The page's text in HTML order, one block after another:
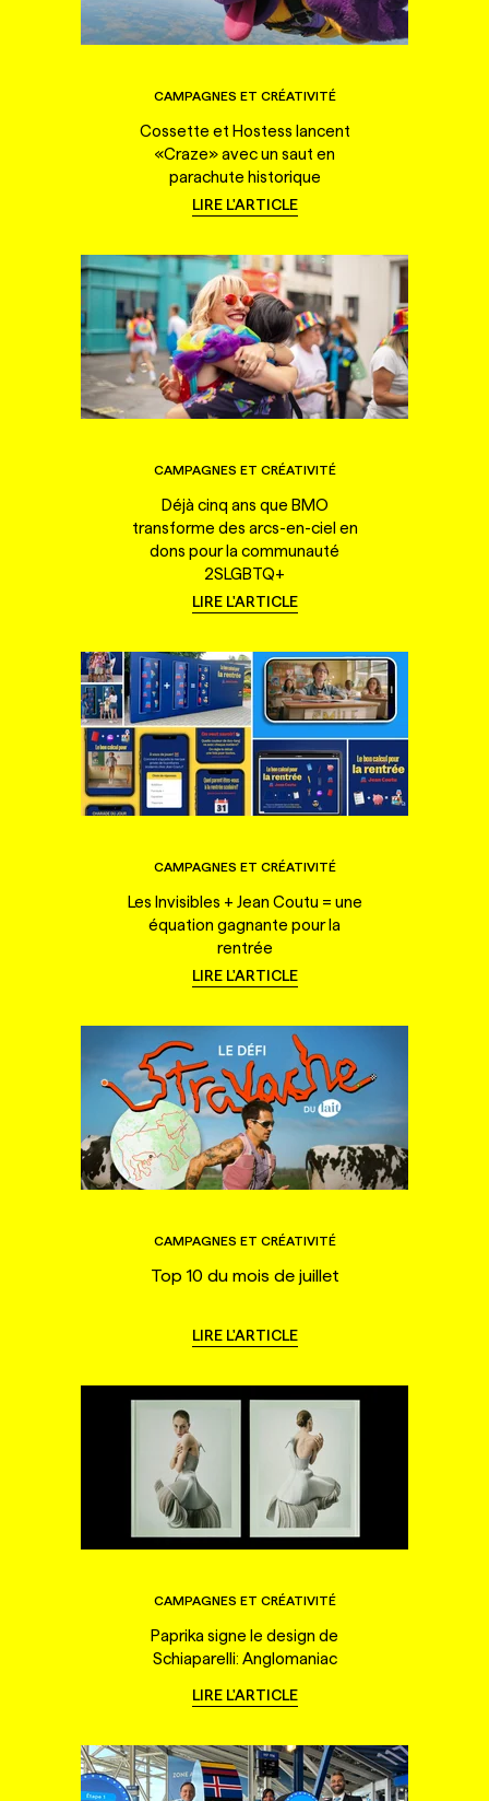
CAMPAGNES ET CRÉATIVITÉ
Cossette et Hostess lancent
«Craze» avec un saut en
parachute historique
LIRE L'ARTICLE
CAMPAGNES ET CRÉATIVITÉ
Déjà cinq ans que BMO
transforme des arcs-en-ciel en
dons pour la communauté
2SLGBTQ+
LIRE L'ARTICLE
CAMPAGNES ET CRÉATIVITÉ
Les Invisibles + Jean Coutu = une
équation gagnante pour la
rentrée
LIRE L'ARTICLE
CAMPAGNES ET CRÉATIVITÉ
Top 10 du mois de juillet
LIRE L'ARTICLE
CAMPAGNES ET CRÉATIVITÉ
Paprika signe le design de
Schiaparelli: Anglomaniac
LIRE L'ARTICLE